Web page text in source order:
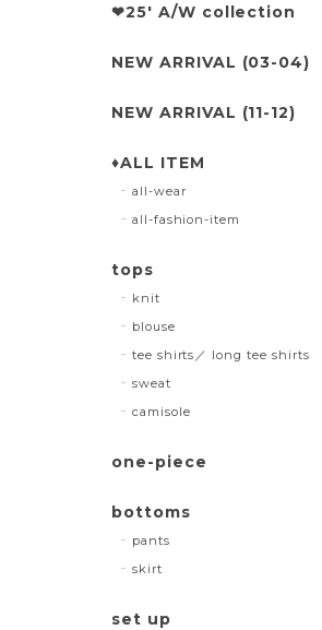
❤︎25' A/W collection
NEW ARRIVAL (03-04)
NEW ARRIVAL (11-12)
♦︎ALL ITEM
all-wear
all-fashion-item
tops
knit
blouse
tee shirts／ long tee shirts
sweat
camisole
one-piece
bottoms
pants
skirt
set up